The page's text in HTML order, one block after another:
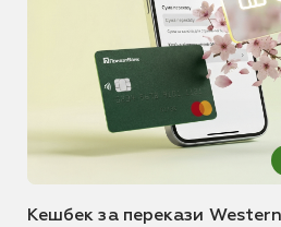
Кешбек за перекази